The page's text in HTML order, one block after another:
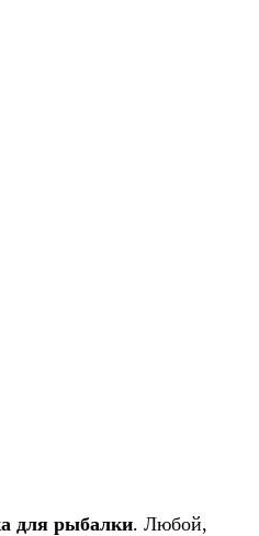
для рыбалки. Любой,